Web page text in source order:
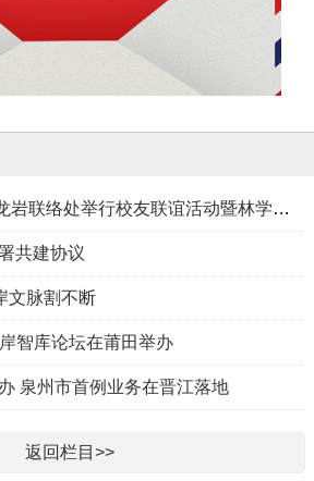
福建农林大学校友会龙岩联络处举行校友联谊活动暨林学、生物医药
共建协议
文脉割不断
智库论坛在莆田举办
泉州市首例业务在晋江落地
返回栏目>>